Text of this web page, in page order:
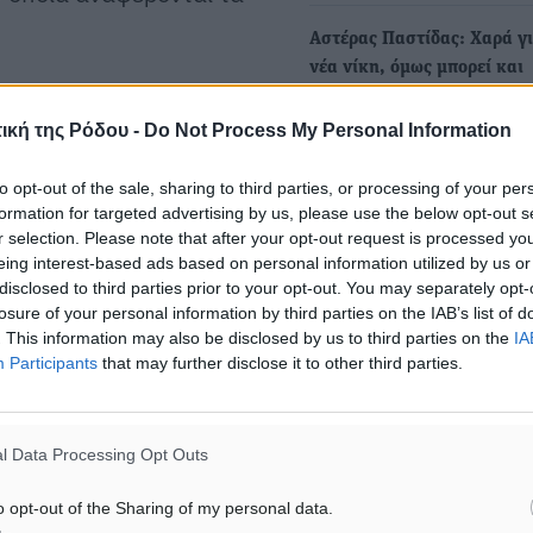
της Ρόδου - Do Not Process My Personal Information
opt-out of the sale, sharing to third parties, or processing of your
for targeted advertising by us, please use the below opt-out
selection. Please note that after your opt-out request is processed
interest-based ads based on personal information utilized by us
to third parties prior to your opt-out. You may separately
of your personal information by third parties on the IAB’s list of
This information may also be disclosed by us to third parties on the
Participants that may further disclose it to other third parties.
Data Processing Opt Outs
opt-out of the Sharing of my personal data.
την επέκταση της
χαρακτήρα του όσο και
έχουν προέλθει
με την φανέλα του
όσο και για την
Αστέρας Παστίδας: Χαρά
νέα νίκη, όμως μπορεί και
Την έδρα του
δεύτερο συνεχόμενο…